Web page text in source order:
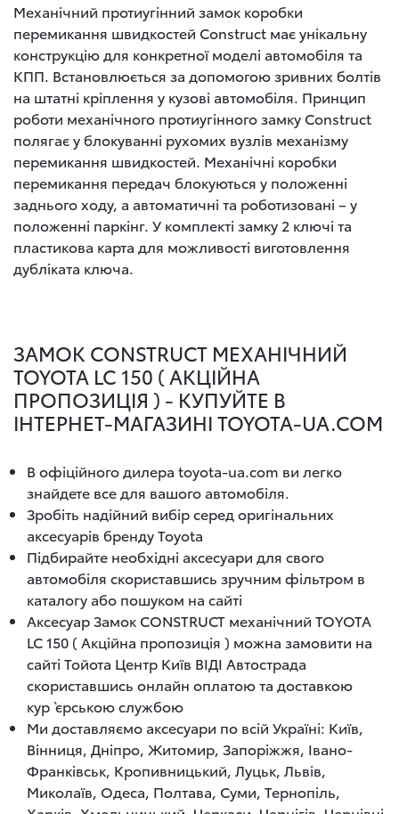
Механічний протиугінний замок коробки
перемикання швидкостей Construct має унікальну
конструкцію для конкретної моделі автомобіля та
КПП. Встановлюється за допомогою зривних болтів
на штатні кріплення у кузові автомобіля. Принцип
роботи механічного протиугінного замку Construct
полягає у блокуванні рухомих вузлів механізму
перемикання швидкостей. Механічні коробки
перемикання передач блокуються у положенні
заднього ходу, а автоматичні та роботизовані – у
положенні паркінг. У комплекті замку 2 ключі та
пластикова карта для можливості виготовлення
дубліката ключа.
ЗАМОК CONSTRUCT МЕХАНІЧНИЙ
TOYOTA LC 150 ( АКЦІЙНА
ПРОПОЗИЦІЯ ) - КУПУЙТЕ В
ІНТЕРНЕТ-МАГАЗИНІ TOYOTA-UA.COM
В офіційного дилера toyota-ua.com ви легко
знайдете все для вашого автомобіля.
Зробіть надійний вибір серед оригінальних
аксесуарів бренду Toyota
Підбирайте необхідні аксесуари для свого
автомобіля скориставшись зручним фільтром в
каталогу або пошуком на сайті
Аксесуар Замок CONSTRUCT механічний TOYOTA
LC 150 ( Акційна пропозиція ) можна замовити на
сайті Тойота Центр Київ ВІДІ Автострада
скориставшись онлайн оплатою та доставкою
кур`єрською службою
Ми доставляємо аксесуари по всій Україні: Київ,
Вінниця, Дніпро, Житомир, Запоріжжя, Івано-
Франківськ, Кропивницький, Луцьк, Львів,
Миколаїв, Одеса, Полтава, Суми, Тернопіль,